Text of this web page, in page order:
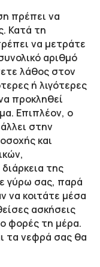
πρέπει να
Κατά τη
να μετράτε
αριθμό
λάθος στον
ή λιγότερες
προκληθεί
Επιπλέον, ο
στην
και
της
γύρω σας, παρά
να κοιτάτε μέσα
ασκήσεις
φορές τη μέρα.
τα νεφρά σας θα